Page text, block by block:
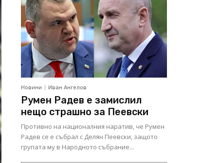
Новини Иван Ангелов
Румен Радев е замислил
нещо страшно за Пеевски
Противно на националния наратив, че Румен
Радев се е събрал с Делян Пеевски, защото
групата му в Народното събрание...